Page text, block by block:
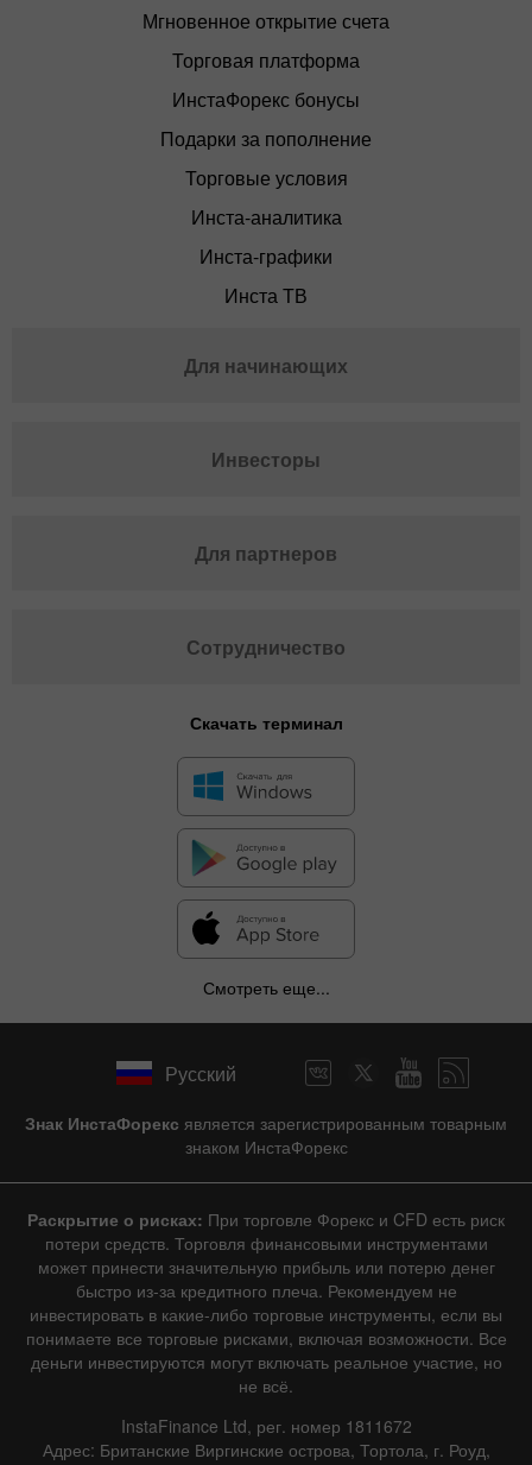
Мгновенное открытие счета
Торговая платформа
ИнстаФорекс бонусы
Подарки за пополнение
Торговые условия
Инста-аналитика
Инста-графики
Инста ТВ
Для начинающих
Инвесторы
Для партнеров
Сотрудничество
Скачать терминал
Смотреть еще...
Русский
Знак ИнстаФорекс является зарегистрированным товарным
знаком ИнстаФорекс
Раскрытие о рисках: При торговле Форекс и CFD есть риск
потери средств. Торговля финансовыми инструментами
может принести значительную прибыль или потерю денег
быстро из-за кредитного плеча. Рекомендуем не
инвестировать в какие-либо торговые инструменты, если вы
понимаете все торговые рисками, включая возможности. Все
деньги инвестируются могут включать реальное участие, но
не всё.
InstaFinance Ltd, рег. номер 1811672
Адрес: Британские Виргинские острова, Тортола, г. Роуд,